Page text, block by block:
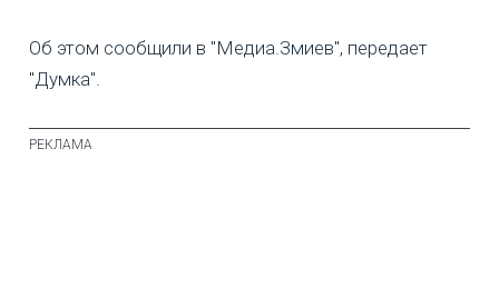
Об этом сообщили в "Медиа.Змиев", передает
"Думка".